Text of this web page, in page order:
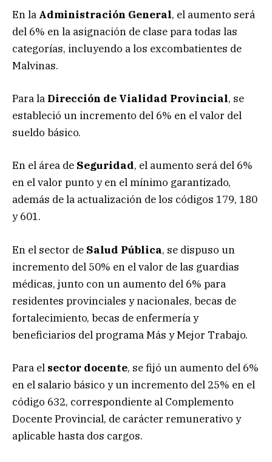
En la Administración General, el aumento será
del 6% en la asignación de clase para todas las
categorías, incluyendo a los excombatientes de
Malvinas.
Para la Dirección de Vialidad Provincial, se
estableció un incremento del 6% en el valor del
sueldo básico.
En el área de Seguridad, el aumento será del 6%
en el valor punto y en el mínimo garantizado,
además de la actualización de los códigos 179, 180
y 601.
En el sector de Salud Pública, se dispuso un
incremento del 50% en el valor de las guardias
médicas, junto con un aumento del 6% para
residentes provinciales y nacionales, becas de
fortalecimiento, becas de enfermería y
beneficiarios del programa Más y Mejor Trabajo.
Para el sector docente, se fijó un aumento del 6%
en el salario básico y un incremento del 25% en el
código 632, correspondiente al Complemento
Docente Provincial, de carácter remunerativo y
aplicable hasta dos cargos.